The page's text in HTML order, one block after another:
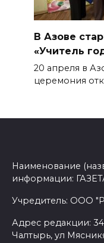
В Азове
«Учитель
20 апреля в
церемония
Наименование
информации:
Учредитель: ООО
Адрес редакции:
Чалтырь, ул